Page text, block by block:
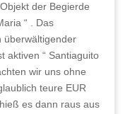
der Begierde
“ . Das
überwältigender
aktiven “ Santiaguito
wir uns ohne
teure EUR
es dann raus aus